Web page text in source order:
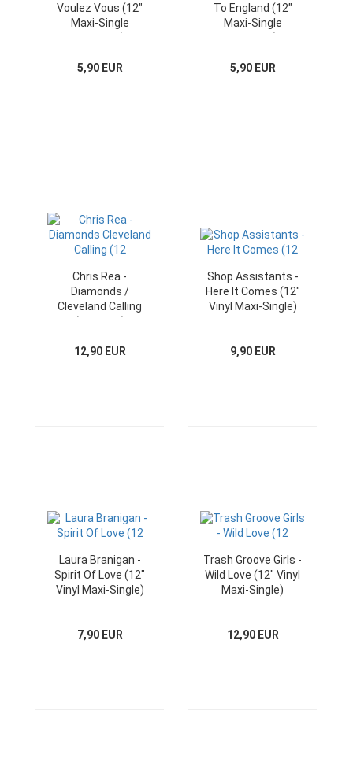
Voulez Vous (12"
Maxi-Single
5,90 EUR
To England (12"
Maxi-Single
5,90 EUR
Chris Rea -
Diamonds /
Cleveland Calling
12,90 EUR
Shop Assistants -
Here It Comes (12"
Vinyl Maxi-Single)
9,90 EUR
Laura Branigan -
Spirit Of Love (12"
Vinyl Maxi-Single)
7,90 EUR
Trash Groove Girls -
Wild Love (12" Vinyl
Maxi-Single)
12,90 EUR